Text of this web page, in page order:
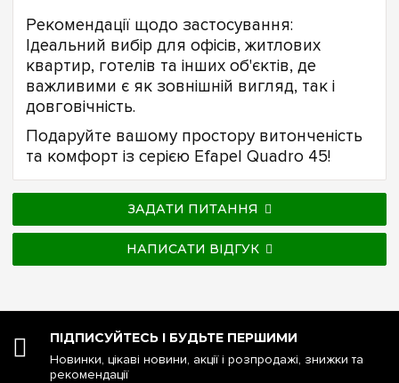
Рекомендації щодо застосування:
Ідеальний вибір для офісів, житлових
квартир, готелів та інших об'єктів, де
важливими є як зовнішній вигляд, так і
довговічність.
Подаруйте вашому простору витонченість
та комфорт із серією Efapel Quadro 45!
ЗАДАТИ ПИТАННЯ
НАПИСАТИ ВІДГУК
ПІДПИСУЙТЕСЬ І БУДЬТЕ ПЕРШИМИ
Новинки, цікаві новини, акції і розпродажі, знижки та
рекомендації